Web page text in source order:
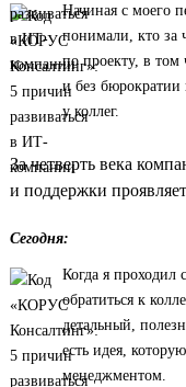
Начиная с моего
понимали, кто за
по проекту, в том
и без
у коллег.
За четверть века
и поддержки
Сегодня:
Когда я проходил
обратиться к
детальный,
есть идея,
менеджментом.